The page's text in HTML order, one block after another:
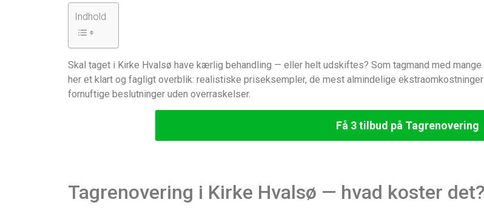
Indhold
Skal taget i Kirke Hvalsø have kærlig behandling — eller helt udskiftes? Som tagmand med
her et klart og fagligt overblik: realistiske priseksempler, de mest almindelige
fornuftige beslutninger uden overraskelser.
Få 3 tilbud på Tagrenovering
Tagrenovering i Kirke Hvalsø — hvad koster det?